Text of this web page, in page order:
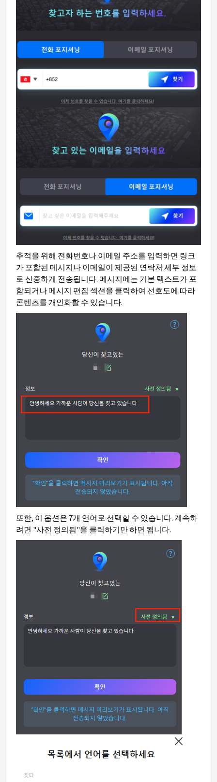
추적을 위해 전화번호나 이메일 주소를 입력하면 링크
가 포함된 메시지나 이메일이 제공된 연락처 세부 정보
로 신중하게 전송됩니다. 메시지에는 기본 텍스트가 포
함되거나 메시지 편집 섹션을 클릭하여 선호도에 따라
콘텐츠를 개인화할 수 있습니다.
또한, 이 옵션은 7개 언어로 선택할 수 있습니다. 계속하
려면 "사전 정의됨"을 클릭하기만 하면 됩니다.